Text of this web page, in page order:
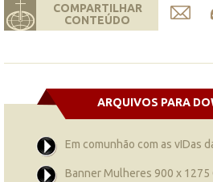
COMPARTILHAR
CONTEÚDO
ARQUIVOS PARA
Em comunhão com as vIDas
Banner Mulheres 900 x 1275